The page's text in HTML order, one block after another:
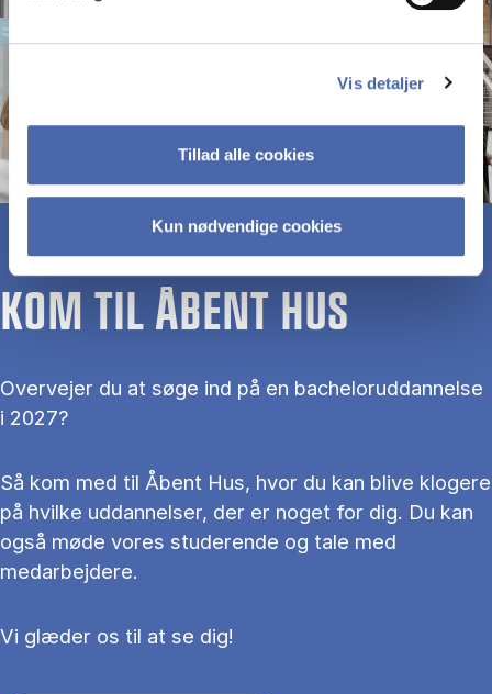
Vis detaljer
Tillad alle cookies
Kun nødvendige cookies
KOM TIL ÅBENT HUS
Overvejer du at søge ind på en bacheloruddannelse
i 2027?
Så kom med til Åbent Hus, hvor du kan blive klogere
på hvilke uddannelser, der er noget for dig. Du kan
også møde vores studerende og tale med
medarbejdere.
Vi glæder os til at se dig!